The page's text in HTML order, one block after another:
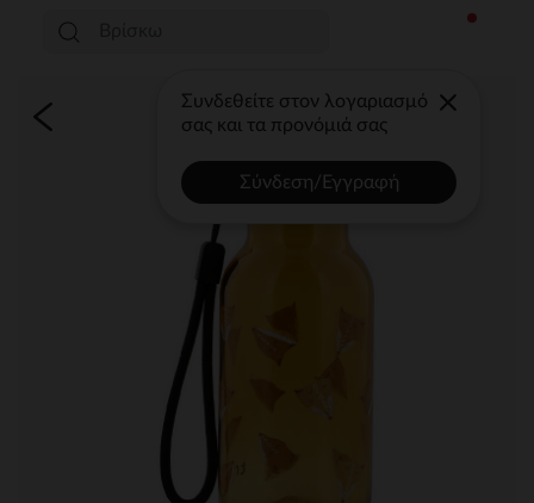
Συνδεθείτε στον λογαριασμό
σας και τα προνόμιά σας
Σύνδεση/Εγγραφή